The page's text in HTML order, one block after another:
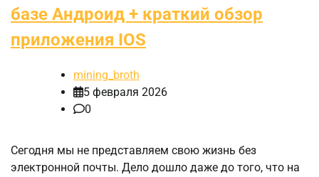
базе Андроид + краткий обзор
приложения IOS
mining_broth
5 февраля 2026
0
Сегодня мы не представляем свою жизнь без
электронной почты. Дело дошло даже до того, что на